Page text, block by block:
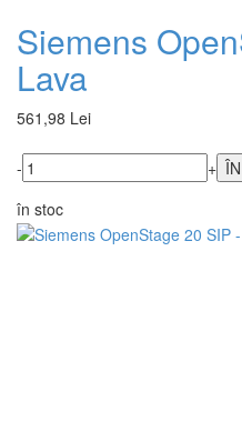
Siemens
Lava
561,98 Lei
-
+
în stoc